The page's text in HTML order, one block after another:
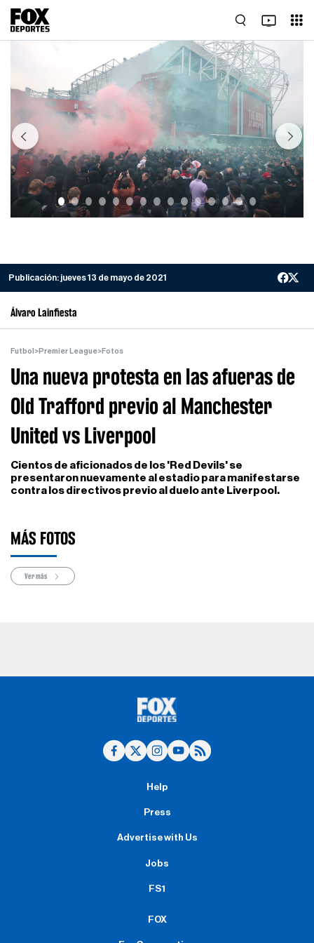
Previous Next
Publicación: jueves 13 de mayo de 2021
Álvaro Lainfiesta
Futbol >Premier League>Fotos
Una nueva protesta en las afueras de
Old Trafford previo al Manchester
United vs Liverpool
Cientos de aficionados de los 'Red Devils' se
presentaron nuevamente al estadio para manifestarse
contra los directivos previo al duelo ante Liverpool.
MÁS FOTOS
Ver más
Help
Press
Advertise with Us
Jobs
FS1
FOX